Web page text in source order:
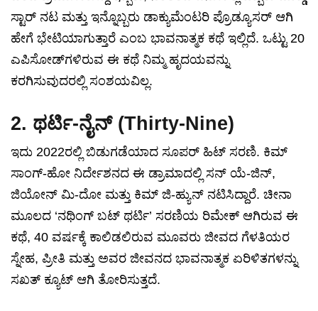
ಸ್ಟಾರ್ ನಟ ಮತ್ತು ಇನ್ನೊಬ್ಬರು ಡಾಕ್ಯುಮೆಂಟರಿ ಪ್ರೊಡ್ಯೂಸರ್ ಆಗಿ
ಹೇಗೆ ಭೇಟಿಯಾಗುತ್ತಾರೆ ಎಂಬ ಭಾವನಾತ್ಮಕ ಕಥೆ ಇಲ್ಲಿದೆ. ಒಟ್ಟು 20
ಎಪಿಸೋಡ್‌ಗಳಿರುವ ಈ ಕಥೆ ನಿಮ್ಮ ಹೃದಯವನ್ನು
ಕರಗಿಸುವುದರಲ್ಲಿ ಸಂಶಯವಿಲ್ಲ.
2. ಥರ್ಟಿ-ನೈನ್ (Thirty-Nine)
ಇದು 2022ರಲ್ಲಿ ಬಿಡುಗಡೆಯಾದ ಸೂಪರ್ ಹಿಟ್ ಸರಣಿ. ಕಿಮ್
ಸಾಂಗ್-ಹೋ ನಿರ್ದೇಶನದ ಈ ಡ್ರಾಮಾದಲ್ಲಿ ಸನ್ ಯೆ-ಜಿನ್,
ಜಿಯೋನ್ ಮಿ-ದೋ ಮತ್ತು ಕಿಮ್ ಜಿ-ಹ್ಯುನ್ ನಟಿಸಿದ್ದಾರೆ. ಚೀನಾ
ಮೂಲದ ‘ನಥಿಂಗ್ ಬಟ್ ಥರ್ಟಿ’ ಸರಣಿಯ ರಿಮೇಕ್ ಆಗಿರುವ ಈ
ಕಥೆ, 40 ವರ್ಷಕ್ಕೆ ಕಾಲಿಡಲಿರುವ ಮೂವರು ಜೀವದ ಗೆಳತಿಯರ
ಸ್ನೇಹ, ಪ್ರೀತಿ ಮತ್ತು ಅವರ ಜೀವನದ ಭಾವನಾತ್ಮಕ ಏರಿಳಿತಗಳನ್ನು
ಸಖತ್ ಕ್ಯೂಟ್ ಆಗಿ ತೋರಿಸುತ್ತದೆ.